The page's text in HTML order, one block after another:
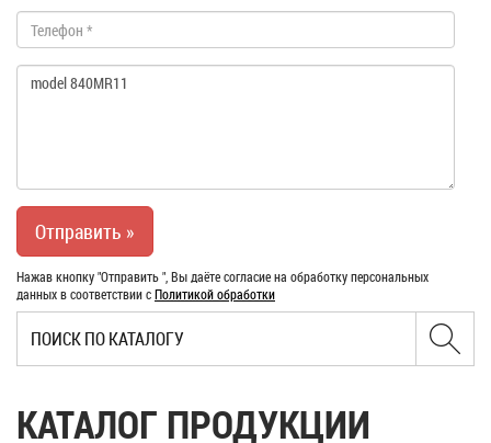
Нажав кнопку "Отправить ", Вы даёте согласие на обработку персональных
данных в соответствии сПолитикой обработки
КАТАЛОГ ПРОДУКЦИИ